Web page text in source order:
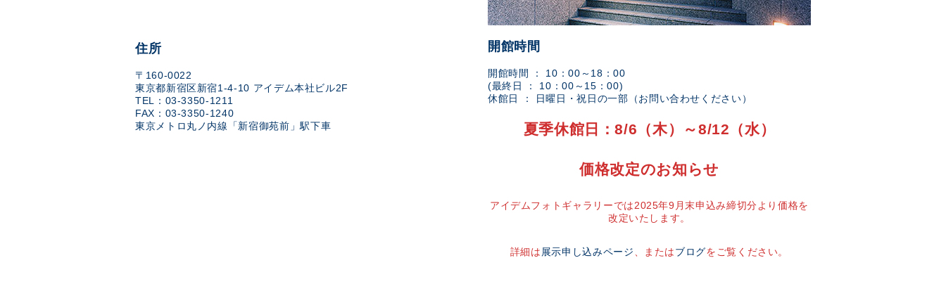
住所
〒160-0022
東京都新宿区新宿1-4-10 アイデム本社ビル2F
TEL：03-3350-1211
FAX：03-3350-1240
東京メトロ丸ノ内線「新宿御苑前」駅下車
開館時間
開館時間 ： 10：00～18：00
(最終日 ： 10：00～15：00)
休館日 ： 日曜日・祝日の一部（お問い合わせください）
夏季休館日：8/6（木）～8/12（水）
価格改定のお知らせ
アイデムフォトギャラリーでは2025年9月末申込み締切分より価格を
改定いたします。
詳細は 展示申し込みページ 、またはブログをご覧ください。